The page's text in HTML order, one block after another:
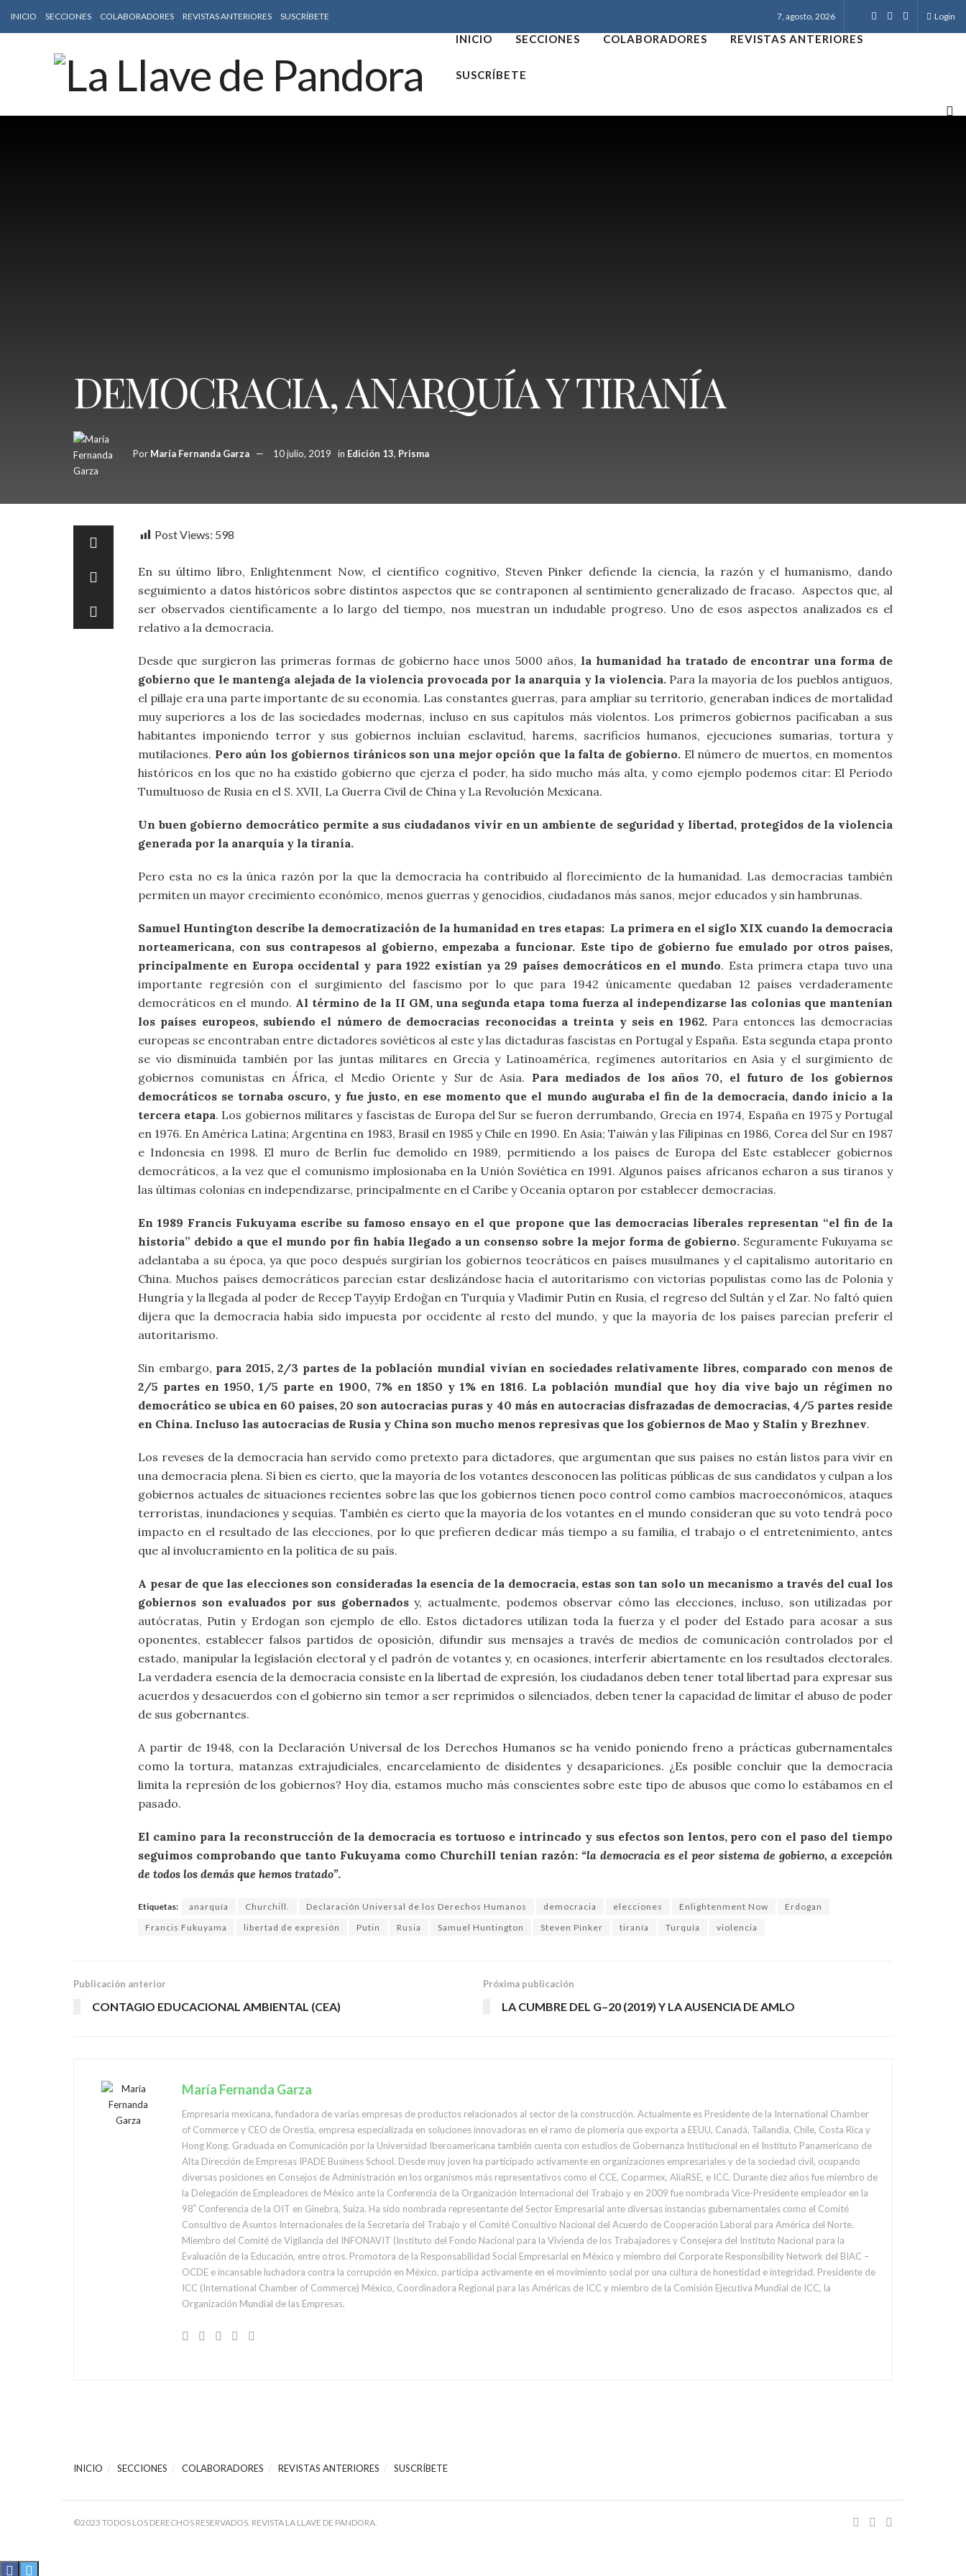
INICIO SECCIONES COLABORADORES REVISTAS ANTERIORES SUSCRÍBETE 7, agosto, 2026 Login
INICIO SECCIONES COLABORADORES REVISTAS ANTERIORES
SUSCRÍBETE
DEMOCRACIA, ANARQUÍA Y TIRANÍA
Por María Fernanda Garza 10 julio, 2019 in Edición 13, Prisma
Post Views: 598
En su último libro, Enlightenment Now, el científico cognitivo, Steven Pinker defiende la ciencia, la razón y el humanismo, dando
seguimiento a datos históricos sobre distintos aspectos que se contraponen al sentimiento generalizado de fracaso. Aspectos que, al
ser observados científicamente a lo largo del tiempo, nos muestran un indudable progreso. Uno de esos aspectos analizados es el
relativo a la democracia.
Desde que surgieron las primeras formas de gobierno hace unos 5000 años, la humanidad ha tratado de encontrar una forma de
gobierno que le mantenga alejada de la violencia provocada por la anarquía y la violencia.Para la mayoría de los pueblos antiguos,
el pillaje era una parte importante de su economía. Las constantes guerras, para ampliar su territorio, generaban índices de mortalidad
muy superiores a los de las sociedades modernas, incluso en sus capítulos más violentos. Los primeros gobiernos pacificaban a sus
habitantes imponiendo terror y sus gobiernos incluían esclavitud, harems, sacrificios humanos, ejecuciones sumarias, tortura y
mutilaciones. Pero aún los gobiernos tiránicos son una mejor opción que la falta de gobierno.El número de muertos, en momentos
históricos en los que no ha existido gobierno que ejerza el poder, ha sido mucho más alta, y como ejemplo podemos citar: El Periodo
Tumultuoso de Rusia en el S. XVII, La Guerra Civil de China y La Revolución Mexicana.
Un buen gobierno democrático permite a sus ciudadanos vivir en un ambiente de seguridad y libertad, protegidos de la violencia
generada por la anarquía y la tiranía.
Pero esta no es la única razón por la que la democracia ha contribuido al florecimiento de la humanidad. Las democracias también
permiten un mayor crecimiento económico, menos guerras y genocidios, ciudadanos más sanos, mejor educados y sin hambrunas.
Samuel Huntington describe la democratización de la humanidad en tres etapas: La primera en el siglo XIX cuando la democracia
norteamericana, con sus contrapesos al gobierno, empezaba a funcionar. Este tipo de gobierno fue emulado por otros países,
principalmente en Europa occidental y para 1922 existían ya 29 países democráticos en el mundo. Esta primera etapa tuvo una
importante regresión con el surgimiento del fascismo por lo que para 1942 únicamente quedaban 12 países verdaderamente
democráticos en el mundo. Al término de la II GM, una segunda etapa toma fuerza al independizarse las colonias que mantenían
los países europeos, subiendo el número de democracias reconocidas a treinta y seis en 1962.Para entonces las democracias
europeas se encontraban entre dictadores soviéticos al este y las dictaduras fascistas en Portugal y España. Esta segunda etapa pronto
se vio disminuida también por las juntas militares en Grecia y Latinoamérica, regímenes autoritarios en Asia y el surgimiento de
gobiernos comunistas en África, el Medio Oriente y Sur de Asia. Para mediados de los años 70, el futuro de los gobiernos
democráticos se tornaba oscuro, y fue justo, en ese momento que el mundo auguraba el fin de la democracia, dando inicio a la
tercera etapa. Los gobiernos militares y fascistas de Europa del Sur se fueron derrumbando, Grecia en 1974, España en 1975 y Portugal
en 1976. En América Latina; Argentina en 1983, Brasil en 1985 y Chile en 1990. En Asia; Taiwán y las Filipinas en 1986, Corea del Sur en 1987
e Indonesia en 1998. El muro de Berlín fue demolido en 1989, permitiendo a los países de Europa del Este establecer gobiernos
democráticos, a la vez que el comunismo implosionaba en la Unión Soviética en 1991. Algunos países africanos echaron a sus tiranos y
las últimas colonias en independizarse, principalmente en el Caribe y Oceanía optaron por establecer democracias.
En 1989 Francis Fukuyama escribe su famoso ensayo en el que propone que las democracias liberales representan “el fin de la
historia” debido a que el mundo por fin había llegado a un consenso sobre la mejor forma de gobierno. Seguramente Fukuyama se
adelantaba a su época, ya que poco después surgirían los gobiernos teocráticos en países musulmanes y el capitalismo autoritario en
China. Muchos países democráticos parecían estar deslizándose hacia el autoritarismo con victorias populistas como las de Polonia y
Hungría y la llegada al poder de Recep Tayyip Erdoğan en Turquía y Vladimir Putin en Rusia, el regreso del Sultán y el Zar. No faltó quien
dijera que la democracia había sido impuesta por occidente al resto del mundo, y que la mayoría de los países parecían preferir el
autoritarismo.
Sin embargo, para 2015, 2/3 partes de la población mundial vivían en sociedades relativamente libres, comparado con menos de
2/5 partes en 1950, 1/5 parte en 1900, 7% en 1850 y 1% en 1816. La población mundial que hoy día vive bajo un régimen no
democrático se ubica en 60 países, 20 son autocracias puras y 40 más en autocracias disfrazadas de democracias, 4/5 partes reside
en China. Incluso las autocracias de Rusia y China son mucho menos represivas que los gobiernos de Mao y Stalin y Brezhnev.
Los reveses de la democracia han servido como pretexto para dictadores, que argumentan que sus países no están listos para vivir en
una democracia plena. Sí bien es cierto, que la mayoría de los votantes desconocen las políticas públicas de sus candidatos y culpan a los
gobiernos actuales de situaciones recientes sobre las que los gobiernos tienen poco control como cambios macroeconómicos, ataques
terroristas, inundaciones y sequías. También es cierto que la mayoría de los votantes en el mundo consideran que su voto tendrá poco
impacto en el resultado de las elecciones, por lo que prefieren dedicar más tiempo a su familia, el trabajo o el entretenimiento, antes
que al involucramiento en la política de su país.
A pesar de que las elecciones son consideradas la esencia de la democracia, estas son tan solo un mecanismo a través del cual los
gobiernos son evaluados por sus gobernadosy, actualmente, podemos observar cómo las elecciones, incluso, son utilizadas por
autócratas, Putin y Erdogan son ejemplo de ello. Estos dictadores utilizan toda la fuerza y el poder del Estado para acosar a sus
oponentes, establecer falsos partidos de oposición, difundir sus mensajes a través de medios de comunicación controlados por el
estado, manipular la legislación electoral y el padrón de votantes y, en ocasiones, interferir abiertamente en los resultados electorales.
La verdadera esencia de la democracia consiste en la libertad de expresión, los ciudadanos deben tener total libertad para expresar sus
acuerdos y desacuerdos con el gobierno sin temor a ser reprimidos o silenciados, deben tener la capacidad de limitar el abuso de poder
de sus gobernantes.
A partir de 1948, con la Declaración Universal de los Derechos Humanos se ha venido poniendo freno a prácticas gubernamentales
como la tortura, matanzas extrajudiciales, encarcelamiento de disidentes y desapariciones. ¿Es posible concluir que la democracia
limita la represión de los gobiernos? Hoy día, estamos mucho más conscientes sobre este tipo de abusos que como lo estábamos en el
pasado.
El camino para la reconstrucción de la democracia es tortuoso e intrincado y sus efectos son lentos, pero con el paso del tiempo
seguimos comprobando que tanto Fukuyama como Churchill tenían razón: “la democracia es el peor sistema de gobierno, a excepción
de todos los demás que hemos tratado”.
Etiquetas: anarquía Churchill. Declaración Universal de los Derechos Humanos democracia elecciones Enlightenment Now
Erdogan
Francis Fukuyama
libertad de expresión Putin Rusia Samuel Huntington Steven Pinker tiranía Turquía violencia
Publicación anterior
CONTAGIO EDUCACIONAL AMBIENTAL (CEA)
Próxima publicación
LA CUMBRE DEL G–20 (2019) Y LA AUSENCIA DE AMLO
María Fernanda Garza
Empresaria mexicana, fundadora de varias empresas de productos relacionados al sector de la construcción. Actualmente es Presidente de la International Chamber
of Commerce y CEO de Orestia, empresa especializada en soluciones innovadoras en el ramo de plomería que exporta a EEUU, Canadá, Tailandia, Chile, Costa Rica y
Hong Kong. Graduada en Comunicación por la Universidad Iberoamericana también cuenta con estudios de Gobernanza Institucional en el Instituto Panamericano de
Alta Dirección de Empresas IPADE Business School. Desde muy joven ha participado activamente en organizaciones empresariales y de la sociedad civil, ocupando
diversas posiciones en Consejos de Administración en los organismos más representativos como el CCE, Coparmex, AliaRSE, e ICC. Durante diez años fue miembro de
la Delegación de Empleadores de México ante la Conferencia de la Organización Internacional del Trabajo y en 2009 fue nombrada Vice-Presidente empleador en la
98ﹾ Conferencia de la OIT en Ginebra, Suiza. Ha sido nombrada representante del Sector Empresarial ante diversas instancias gubernamentales como el Comité
Consultivo de Asuntos Internacionales de la Secretaria del Trabajo y el Comité Consultivo Nacional del Acuerdo de Cooperación Laboral para América del Norte.
Miembro del Comité de Vigilancia del INFONAVIT (Instituto del Fondo Nacional para la Vivienda de los Trabajadores y Consejera del Instituto Nacional para la
Evaluación de la Educación, entre otros. Promotora de la Responsabilidad Social Empresarial en México y miembro del Corporate Responsibility Network del BIAC –
OCDE e incansable luchadora contra la corrupción en México, participa activamente en el movimiento social por una cultura de honestidad e integridad. Presidente de
ICC (International Chamber of Commerce) México, Coordinadora Regional para las Américas de ICC y miembro de la Comisión Ejecutiva Mundial de ICC, la
Organización Mundial de las Empresas.
INICIO SECCIONES COLABORADORES REVISTAS ANTERIORES SUSCRÍBETE
©2023 TODOS LOS DERECHOS RESERVADOS. REVISTA LA LLAVE DE PANDORA.